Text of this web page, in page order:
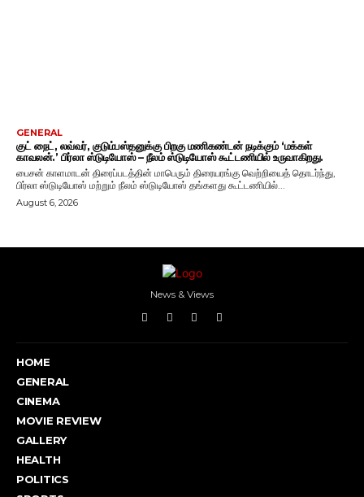
GENERAL
குட் நைட், லவ்வர், குடும்பஸ்தனுக்கு பிறகு மணிகண்டன் நடிக்கும் ‘மக்கள்
காவலன்.’ பிர்லா ஸ்டுடியோஸ் – நீலம் ஸ்டுடியோஸ் கூட்டணியில் உருவாகிறது.
பைசன் காளமாடன் திரைப்படத்தின் மாபெரும் திரையரங்கு வெற்றியைத் தொடர்ந்து,
பிர்லா ஸ்டுடியோஸ் மற்றும் நீலம் ஸ்டுடியோஸ் தங்களது கூட்டணியில்...
August 6, 2026
News & Views
HOME
GENERAL
CINEMA
MOVIE REVIEW
GALLERY
HEALTH
POLITICS